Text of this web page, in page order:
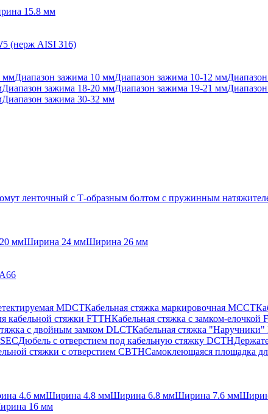
15.8 мм
(нерж AISI 316)
ммДиапазон зажима 10 ммДиапазон зажима 10-12 мм
Диапазон зажима 18-20 ммДиапазон зажима 19-21 мм
Диапазон зажима 30-32 мм
ленточный с Т-образным болтом с пружинным
ммШирина 24 ммШирина 26 мм
MDCTКабельная стяжка маркировочная MCCT
кабельной стяжки FTTHКабельная стяжка c замком-елочкой
с двойным замком DLCTКабельная стяжка
Дюбель с отверстием под кабельную стяжку DCTH
стяжки с отверстием CBTHСамоклеющаяся площадка
4.6 ммШирина 4.8 ммШирина 6.8 ммШирина 7.6 мм
16 мм